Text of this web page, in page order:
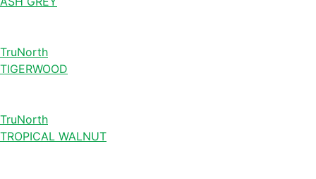
TruNorth
TIGERWOOD
TruNorth
TROPICAL WALNUT